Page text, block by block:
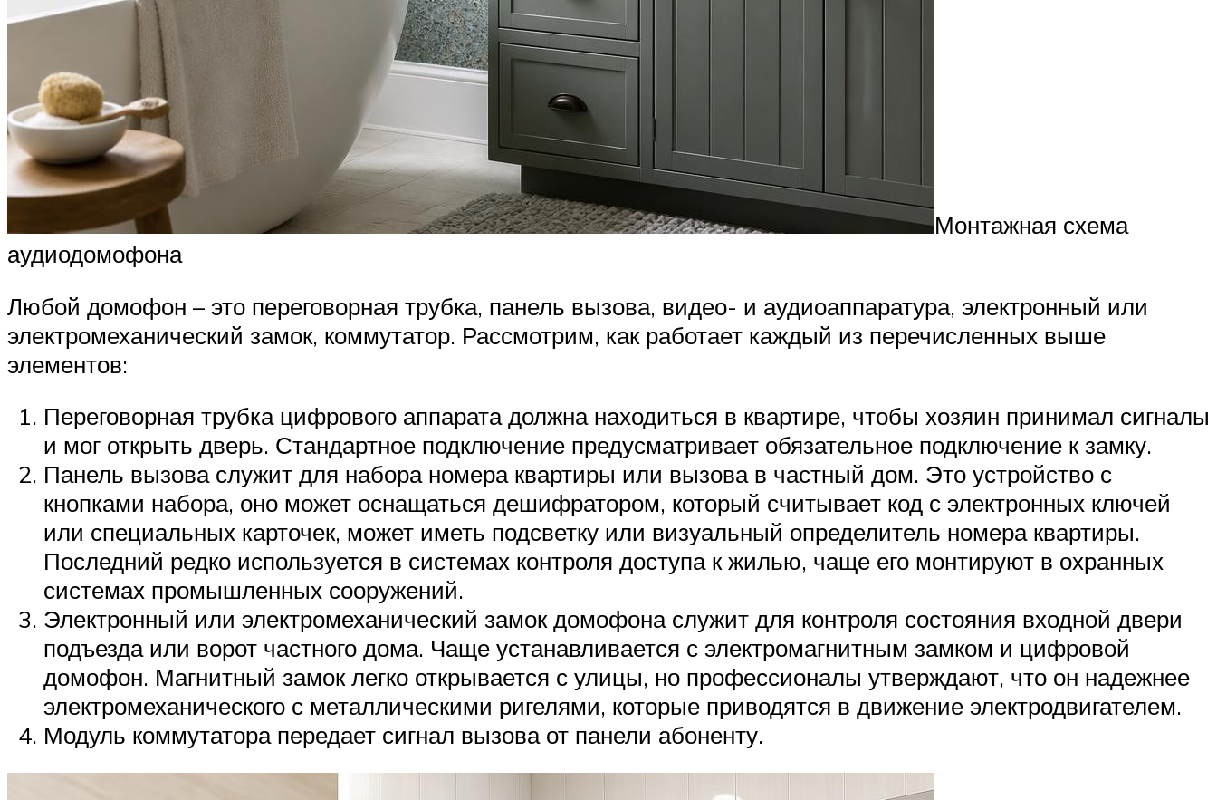
Монтажная схема
аудиодомофона
Любой домофон – это переговорная трубка, панель вызова, видео- и аудиоаппаратура, электронный или
электромеханический замок, коммутатор. Рассмотрим, как работает каждый из перечисленных выше
элементов:
Переговорная трубка цифрового аппарата должна находиться в квартире, чтобы хозяин принимал сигналы
и мог открыть дверь. Стандартное подключение предусматривает обязательное подключение к замку.
Панель вызова служит для набора номера квартиры или вызова в частный дом. Это устройство с
кнопками набора, оно может оснащаться дешифратором, который считывает код с электронных ключей
или специальных карточек, может иметь подсветку или визуальный определитель номера квартиры.
Последний редко используется в системах контроля доступа к жилью, чаще его монтируют в охранных
системах промышленных сооружений.
Электронный или электромеханический замок домофона служит для контроля состояния входной двери
подъезда или ворот частного дома. Чаще устанавливается с электромагнитным замком и цифровой
домофон. Магнитный замок легко открывается с улицы, но профессионалы утверждают, что он надежнее
электромеханического с металлическими ригелями, которые приводятся в движение электродвигателем.
Модуль коммутатора передает сигнал вызова от панели абоненту.